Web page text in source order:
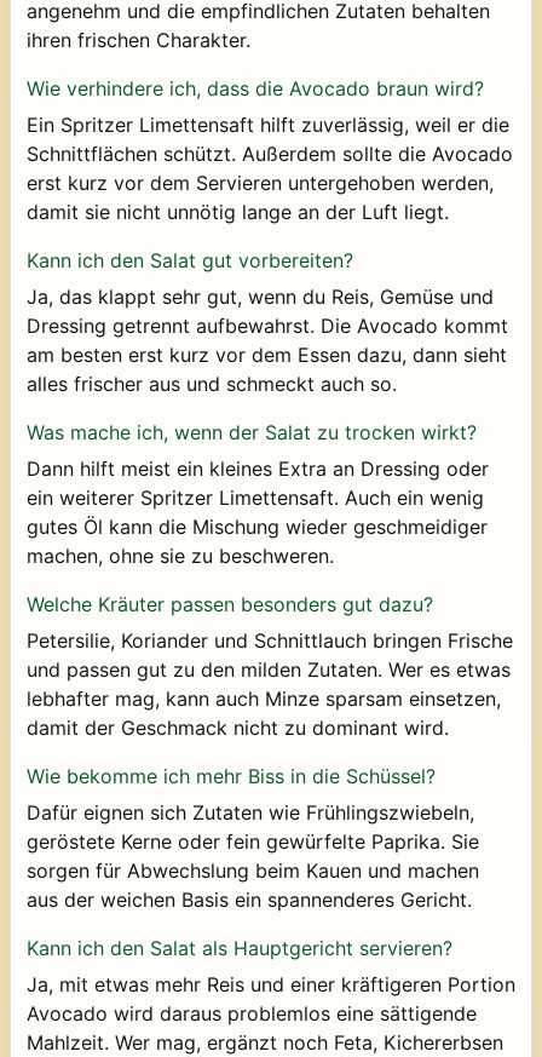
angenehm und die empfindlichen Zutaten behalten
ihren frischen Charakter.
Wie verhindere ich, dass die Avocado braun wird?
Ein Spritzer Limettensaft hilft zuverlässig, weil er die
Schnittflächen schützt. Außerdem sollte die Avocado
erst kurz vor dem Servieren untergehoben werden,
damit sie nicht unnötig lange an der Luft liegt.
Kann ich den Salat gut vorbereiten?
Ja, das klappt sehr gut, wenn du Reis, Gemüse und
Dressing getrennt aufbewahrst. Die Avocado kommt
am besten erst kurz vor dem Essen dazu, dann sieht
alles frischer aus und schmeckt auch so.
Was mache ich, wenn der Salat zu trocken wirkt?
Dann hilft meist ein kleines Extra an Dressing oder
ein weiterer Spritzer Limettensaft. Auch ein wenig
gutes Öl kann die Mischung wieder geschmeidiger
machen, ohne sie zu beschweren.
Welche Kräuter passen besonders gut dazu?
Petersilie, Koriander und Schnittlauch bringen Frische
und passen gut zu den milden Zutaten. Wer es etwas
lebhafter mag, kann auch Minze sparsam einsetzen,
damit der Geschmack nicht zu dominant wird.
Wie bekomme ich mehr Biss in die Schüssel?
Dafür eignen sich Zutaten wie Frühlingszwiebeln,
geröstete Kerne oder fein gewürfelte Paprika. Sie
sorgen für Abwechslung beim Kauen und machen
aus der weichen Basis ein spannenderes Gericht.
Kann ich den Salat als Hauptgericht servieren?
Ja, mit etwas mehr Reis und einer kräftigeren Portion
Avocado wird daraus problemlos eine sättigende
Mahlzeit. Wer mag, ergänzt noch Feta, Kichererbsen